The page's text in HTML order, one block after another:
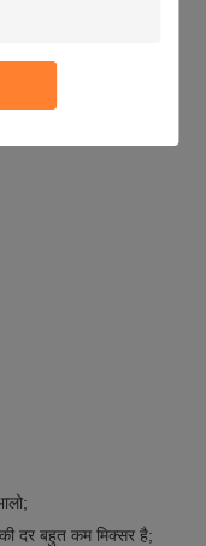
दर बहुत कम मिक्सर है;